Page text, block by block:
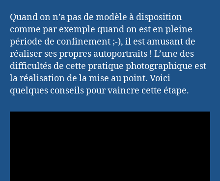
Quand on n’a pas de modèle à disposition
comme par exemple quand on est en pleine
période de confinement ;-), il est amusant de
réaliser ses propres autoportraits ! L’une des
difficultés de cette pratique photographique est
la réalisation de la mise au point. Voici
quelques conseils pour vaincre cette étape.